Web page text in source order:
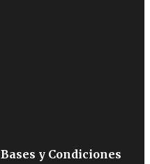
Bases y Condiciones